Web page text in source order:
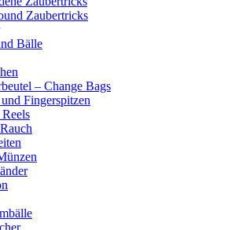
Zaubertricks
Bälle
– Change Bags
Fingerspitzen